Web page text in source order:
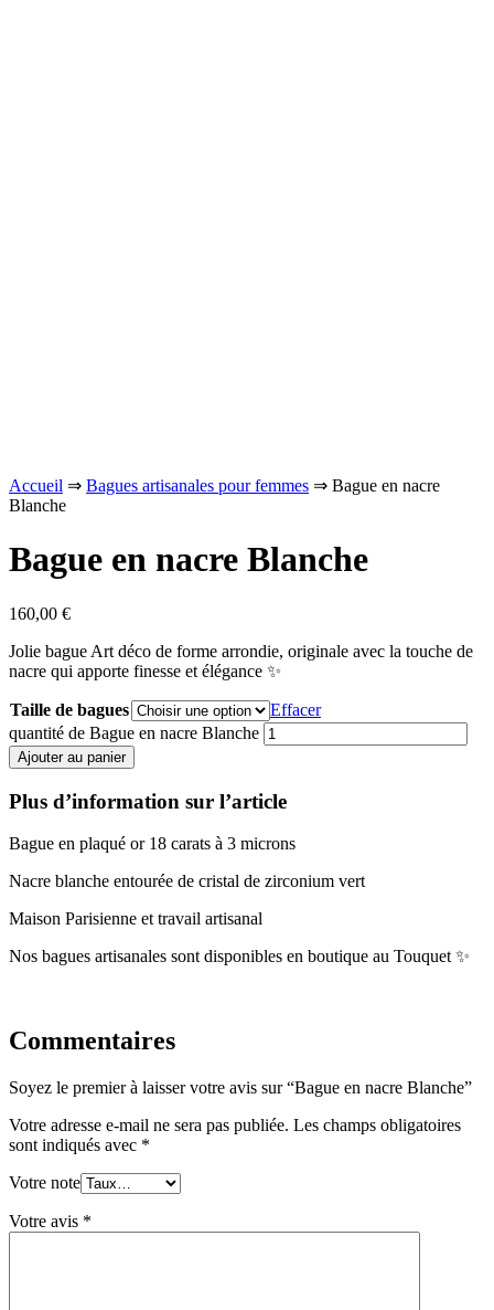
Accueil ⇒ Bagues artisanales pour femmes ⇒ Bague en nacre
Blanche
Bague en nacre Blanche
160,00 €
Jolie bague Art déco de forme arrondie, originale avec la touche de
nacre qui apporte finesse et élégance ✨
Taille de bagues
Effacer
quantité de Bague en nacre Blanche
Ajouter au panier
Plus d’information sur l’article
Bague en plaqué or 18 carats à 3 microns
Nacre blanche entourée de cristal de zirconium vert
Maison Parisienne et travail artisanal
Nos bagues artisanales sont disponibles en boutique au Touquet ✨
Commentaires
Soyez le premier à laisser votre avis sur “Bague en nacre Blanche”
Votre adresse e-mail ne sera pas publiée. Les champs obligatoires
sont indiqués avec *
Votre note
Votre avis *